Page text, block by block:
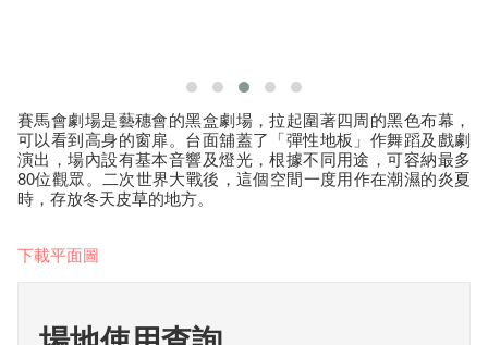
賽馬會劇場是藝穗會的黑盒劇場，拉起圍著四周的黑色布幕，
可以看到高身的窗扉。台面舖蓋了「彈性地板」作舞蹈及戲劇
演出，場內設有基本音響及燈光，根據不同用途，可容納最多
80位觀眾。二次世界大戰後，這個空間一度用作在潮濕的炎夏
時，存放冬天皮草的地方。
下載平面圖